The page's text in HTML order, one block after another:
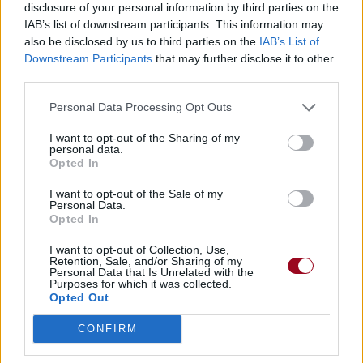
disclosure of your personal information by third parties on the
IAB’s list of downstream participants. This information may
also be disclosed by us to third parties on the IAB’s List of
Downstream Participants that may further disclose it to other
Personal Data Processing Opt Outs
I want to opt-out of the Sharing of my
personal data.
Opted In
I want to opt-out of the Sale of my
Personal Data.
Opted In
I want to opt-out of Collection, Use,
Retention, Sale, and/or Sharing of my
Personal Data that Is Unrelated with the
Purposes for which it was collected.
Opted Out
CONFIRM